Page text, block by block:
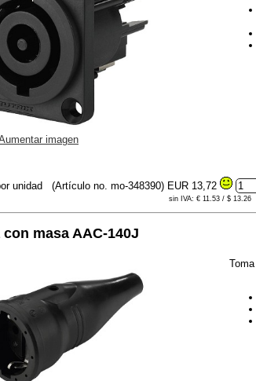
imagen
unidad (Artículo no. mo-348390) EUR 13,72
sin IVA: € 11.53 / $ 13.26
con masa AAC-140J